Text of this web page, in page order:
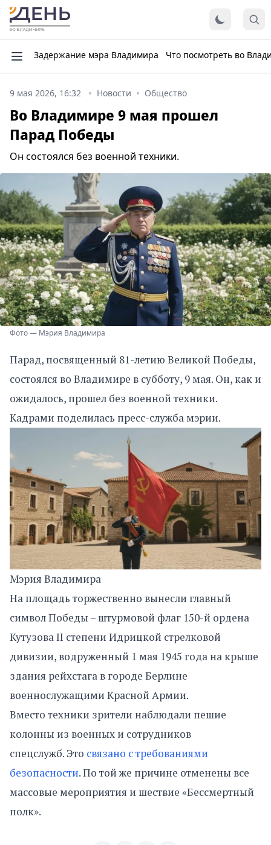
Задержание мэра Владимира Что посмотреть во
9 мая 2026, 16:32 Новости Общество
Во Владимире 9 мая прошел
Парад Победы
Он состоялся без военной техники.
Фото — Мэрия Владимира
Парад, посвященный 81-летию Великой Победы,
состоялся во Владимире в субботу, 9 мая. Он, как и
ожидалось, прошел без военной техники.
Кадрами поделилась пресс-служба мэрии.
Мэрия Владимира
На площадь торжественно вынесли главный
символ Победы – штурмовой флаг 150-й ордена
Кутузова II степени Идрицкой стрелковой
дивизии, водруженный 1 мая 1945 года на крыше
здания рейхстага в городе Берлине
военнослужащими Красной Армии.
Вместо техники зрители наблюдали пешие
колонны из военных и сотрудников
спецслужб. Это связано с требованиями
безопасности. По той же причине отменены все
массовые мероприятия и шествие «Бессмертный
полк».